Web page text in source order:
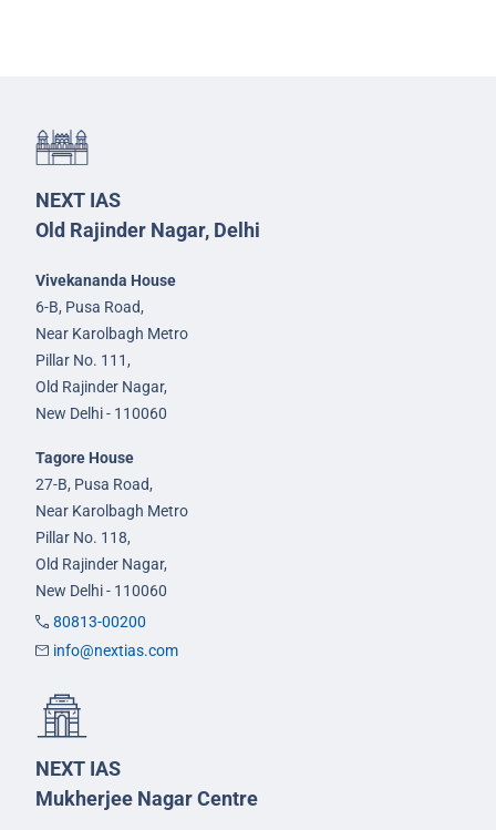
NEXT IAS
Old Rajinder Nagar, Delhi
Vivekananda House
6-B, Pusa Road,
Near Karolbagh Metro
Pillar No. 111,
Old Rajinder Nagar,
New Delhi - 110060
Tagore House
27-B, Pusa Road,
Near Karolbagh Metro
Pillar No. 118,
Old Rajinder Nagar,
New Delhi - 110060
80813-00200
info@nextias.com
NEXT IAS
Mukherjee Nagar Centre